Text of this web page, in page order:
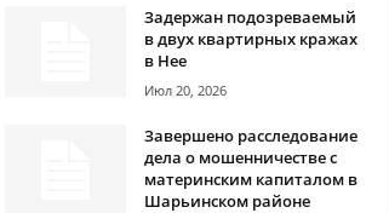
Задержан подозреваемый
в двух квартирных кражах
в Нее
Июл 20, 2026
Завершено расследование
дела о мошенничестве с
материнским капиталом в
Шарьинском районе